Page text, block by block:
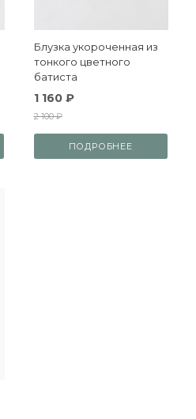
Блузка укороченная из
тонкого цветного
батиста
1 160 ₽
2 100 ₽
ПОДРОБНЕЕ